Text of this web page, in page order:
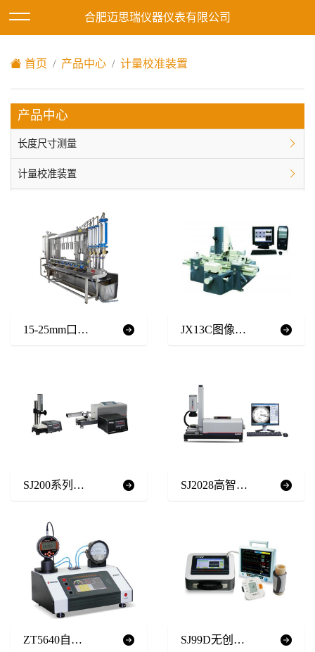
欢迎访问合肥迈思瑞仪器仪表有限公司网站！
合肥迈思瑞仪器仪表有限公司
首页 产品中心 计量校准装置
产品中心
长度尺寸测量
计量校准装置
环境试验箱
15-25mm口径 摄像式全自动水表检定装置(容积法) JX13C图像处理*工具显微镜
SJ200系列高度计 SJ2028高智能指示表全自动检定仪
ZT5640自动微压校验台 SJ99D无创血压计动态检定仪